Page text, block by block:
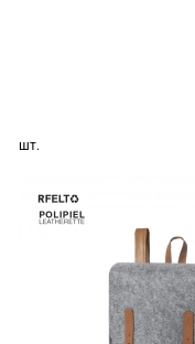
шт.